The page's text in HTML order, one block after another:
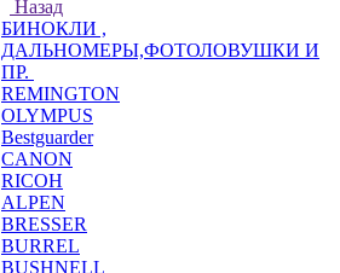
Назад
БИНОКЛИ ,
ДАЛЬНОМЕРЫ,ФОТОЛОВУШКИ И
ПР.
REMINGTON
OLYMPUS
Bestguarder
CANON
RICOH
ALPEN
BRESSER
BURREL
BUSHNELL